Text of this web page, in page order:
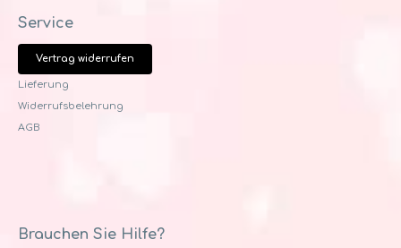
Service
Vertrag widerrufen
Lieferung
Widerrufsbelehrung
AGB
Brauchen Sie Hilfe?